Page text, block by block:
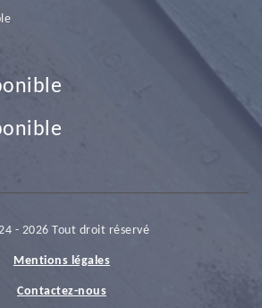
- 2026 Tout droit réservé
Mentions légales
Contactez-nous